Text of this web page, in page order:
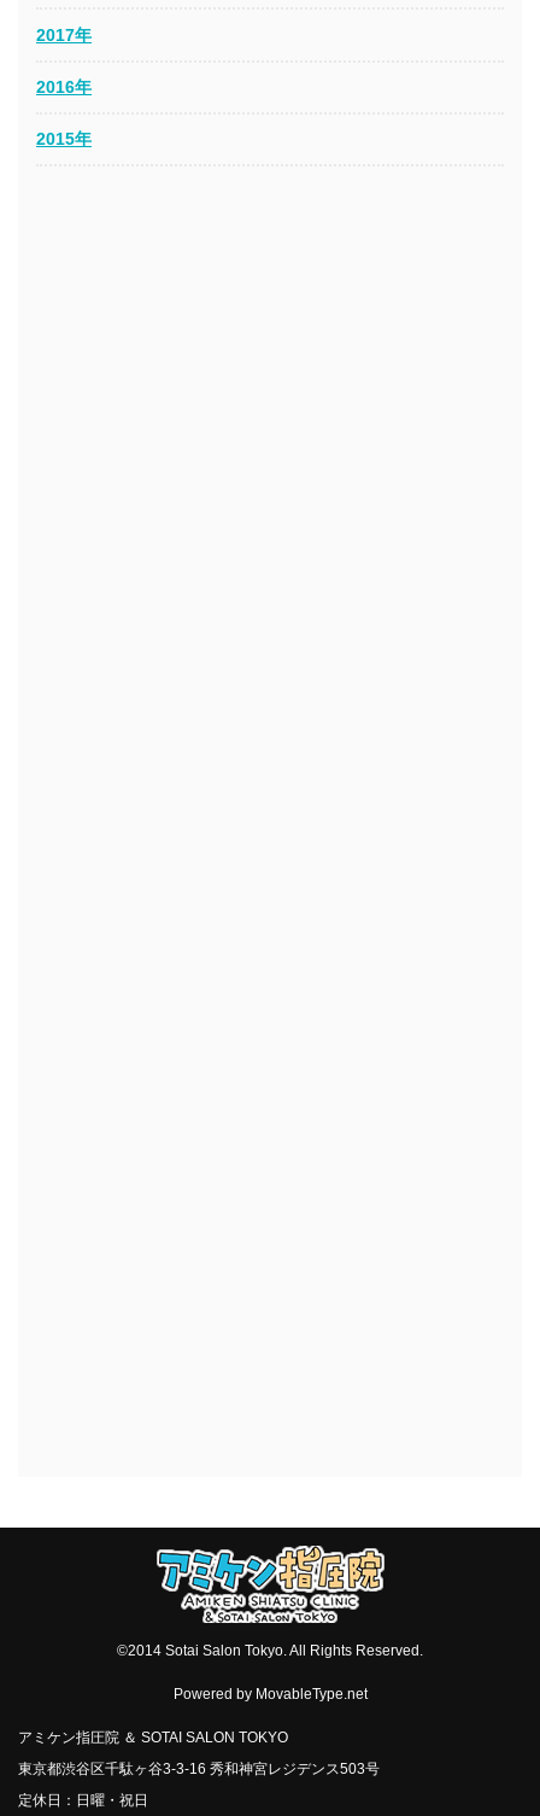
2017年
2016年
2015年
©2014 Sotai Salon Tokyo. All Rights Reserved.
Powered by MovableType.net
アミケン指圧院 ＆ SOTAI SALON TOKYO
東京都渋谷区千駄ヶ谷3-3-16 秀和神宮レジデンス503号
定休日：日曜・祝日